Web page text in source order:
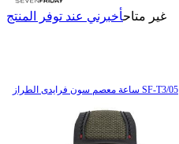
غير متاحأخبرني عند توفر المنتج
ساعة معصم سون فرایدی الطراز SF-T3/05